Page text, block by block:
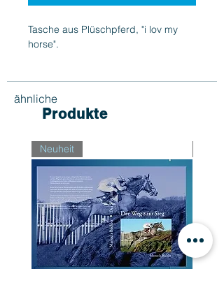
Tasche aus Plüschpferd, "i lov my
horse".
ähnliche
Produkte
Neuheit